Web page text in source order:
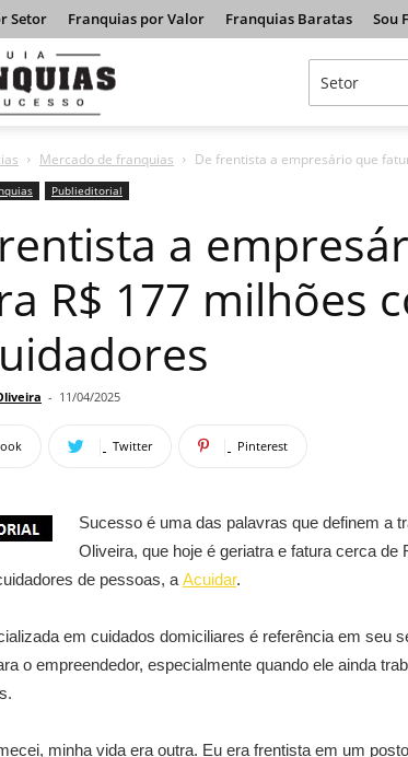
Setor Franquias por Valor Franquias Baratas Sou
Franquias
de
Sucesso
Mercado de franquias De frentista a empresário que
Publieditorial
a
R$ 177 milhões
- 11/04/2025
Twitter Pinterest
Sucesso é uma das palavras que definem a
Oliveira, que hoje é geriatra e fatura cerca
de pessoas, a Acuidar.
em cuidados domiciliares é referência em seu
o empreendedor, especialmente quando ele ainda
minha vida era outra. Eu era frentista em um